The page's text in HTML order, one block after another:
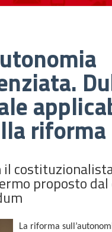
riforma
il
proposto
La riforma